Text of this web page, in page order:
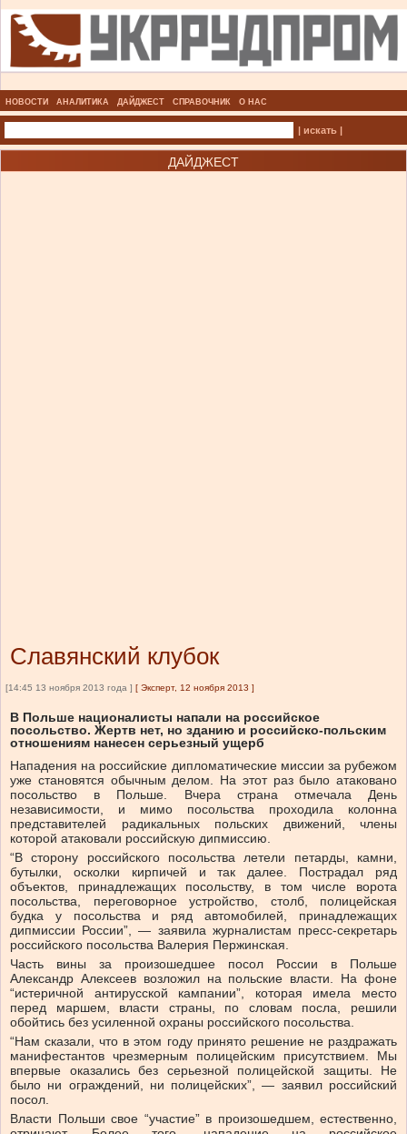
НОВОСТИ АНАЛИТИКА ДАЙДЖЕСТ СПРАВОЧНИК О НАС
| искать |
ДАЙДЖЕСТ
Славянский клубок
[14:45 13 ноября 2013 года ] [ Эксперт, 12 ноября 2013 ]
В Польше националисты напали на российское
посольство. Жертв нет, но зданию и российско-польским
отношениям нанесен серьезный ущерб
Нападения на российские дипломатические миссии за рубежом
уже становятся обычным делом. На этот раз было атаковано
посольство в Польше. Вчера страна отмечала День
независимости, и мимо посольства проходила колонна
представителей радикальных польских движений, члены
которой атаковали российскую дипмиссию.
“В сторону российского посольства летели петарды, камни,
бутылки, осколки кирпичей и так далее. Пострадал ряд
объектов, принадлежащих посольству, в том числе ворота
посольства, переговорное устройство, столб, полицейская
будка у посольства и ряд автомобилей, принадлежащих
дипмиссии России”, — заявила журналистам пресс-секретарь
российского посольства Валерия Пержинская.
Часть вины за произошедшее посол России в Польше
Александр Алексеев возложил на польские власти. На фоне
“истеричной антирусской кампании”, которая имела место
перед маршем, власти страны, по словам посла, решили
обойтись без усиленной охраны российского посольства.
“Нам сказали, что в этом году принято решение не раздражать
манифестантов чрезмерным полицейским присутствием. Мы
впервые оказались без серьезной полицейской защиты. Не
было ни ограждений, ни полицейских”, — заявил российский
посол.
Власти Польши свое “участие” в произошедшем, естественно,